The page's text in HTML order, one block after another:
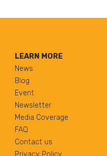
LEARN MORE
News
Blog
Event
Newsletter
Media Coverage
FAQ
Contact us
Privacy Policy